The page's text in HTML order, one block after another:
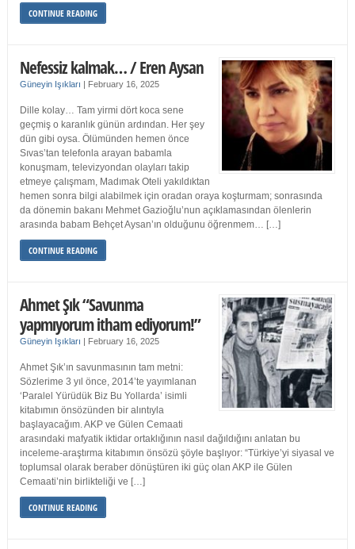
CONTINUE READING
Nefessiz kalmak… / Eren Aysan
Güneyin Işıkları | February 16, 2025
Dille kolay… Tam yirmi dört koca sene
geçmiş o karanlık günün ardından. Her şey
dün gibi oysa. Ölümünden hemen önce
Sıvas’tan telefonla arayan babamla
konuşmam, televizyondan olayları takip
etmeye çalışmam, Madımak Oteli yakıldıktan
hemen sonra bilgi alabilmek için oradan oraya koşturmam; sonrasında
da dönemin bakanı Mehmet Gazioğlu’nun açıklamasından ölenlerin
arasında babam Behçet Aysan’ın olduğunu öğrenmem… […]
CONTINUE READING
Ahmet Şık “Savunma
yapmıyorum itham ediyorum!”
Güneyin Işıkları | February 16, 2025
Ahmet Şık’ın savunmasının tam metni:
Sözlerime 3 yıl önce, 2014’te yayımlanan
‘Paralel Yürüdük Biz Bu Yollarda’ isimli
kitabımın önsözünden bir alıntıyla
başlayacağım. AKP ve Gülen Cemaati
arasındaki mafyatik iktidar ortaklığının nasıl dağıldığını anlatan bu
inceleme-araştırma kitabımın önsözü şöyle başlıyor: “Türkiye’yi siyasal ve
toplumsal olarak beraber dönüştüren iki güç olan AKP ile Gülen
Cemaati’nin birlikteliği ve […]
CONTINUE READING